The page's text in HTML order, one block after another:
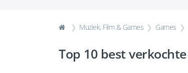
Muziek, Film & Games Games
Top 10 best verkochte